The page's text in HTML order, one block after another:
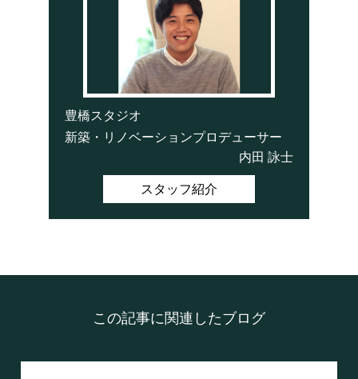
豊橋スタジオ
新築・リノベーションプロデューサー
内田 詠士
スタッフ紹介
この記事に関連したブログ